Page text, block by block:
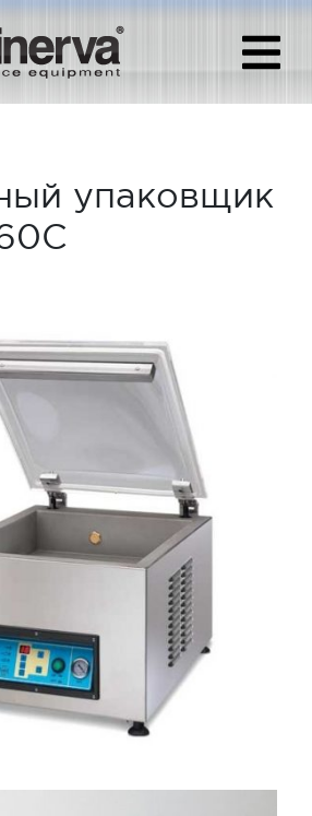
упаковщик